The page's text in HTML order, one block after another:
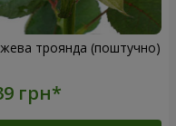
троянда (поштучно)